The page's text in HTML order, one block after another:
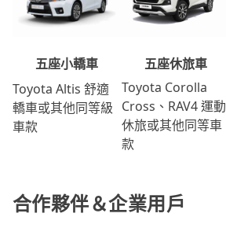
五座小轎車
Toyota Altis 舒適
轎車或其他同等級
車款
五座休旅車
Toyota Corolla
Cross、RAV4 運動
休旅或其他同等車
款
合作夥伴＆企業用戶